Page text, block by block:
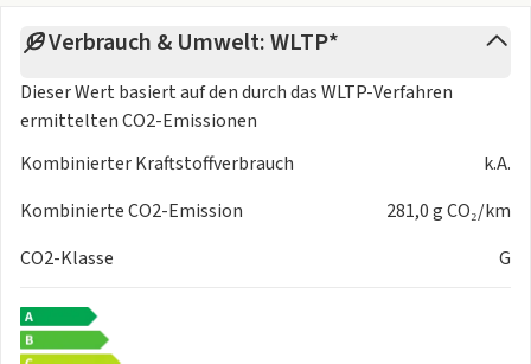
Verbrauch & Umwelt: WLTP*
Dieser Wert basiert auf den durch dasWLTP-Verfahren
ermittelten CO2-Emissionen
Kombinierter Kraftstoffverbrauch
k.A.
Kombinierte CO2-Emission
281,0 g CO₂/km
CO2-Klasse
G